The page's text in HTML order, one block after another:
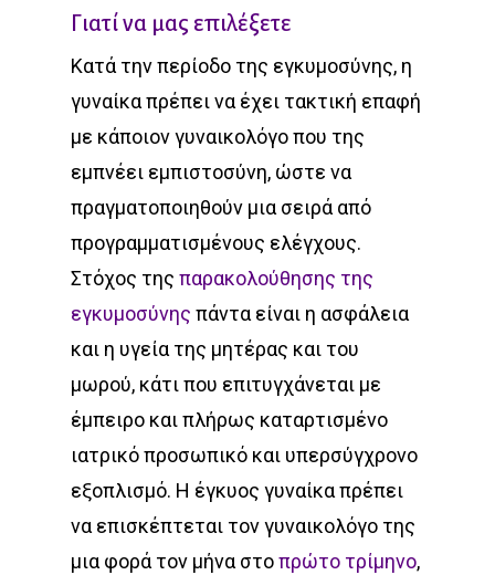
Γιατί να μας επιλέξετε
Κατά την περίοδο της εγκυμοσύνης, η
γυναίκα πρέπει να έχει τακτική επαφή
με κάποιον γυναικολόγο που της
εμπνέει εμπιστοσύνη, ώστε να
πραγματοποιηθούν μια σειρά από
προγραμματισμένους ελέγχους.
Στόχος της παρακολούθησης της
εγκυμοσύνης πάντα είναι η ασφάλεια
και η υγεία της μητέρας και του
μωρού, κάτι που επιτυγχάνεται με
έμπειρο και πλήρως καταρτισμένο
ιατρικό προσωπικό και υπερσύγχρονο
εξοπλισμό. Η έγκυος γυναίκα πρέπει
να επισκέπτεται τον γυναικολόγο της
μια φορά τον μήνα στοπρώτο τρίμηνο,